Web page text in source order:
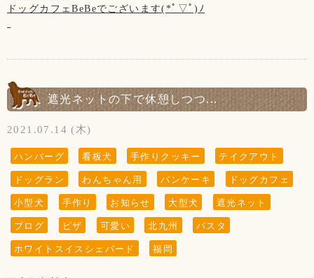
ドッグカフェBeBeでございます(*ﾟ▽ﾟ)ﾉ
5日、12日、26日の木曜日と
17日(火)～20日(金)の4日間です。
(↓こちらのお知らせは知らない方がまだいらっしゃいますの
で、暫く掲載させていただきます。)
※大変残念なお知らせですが、
当店の看板犬のsunちゃん(ポメラニアン)が
ホームページやFacebookなどを見てsunちゃんに
会いに来てくださる方がいらっしゃいますが、
遮光ネットの下で休憩しつつ...
2021.07.14 (木)
ハンバーグ 看板犬 手作りクッキー テイクアウト
ドッグラン わんちゃん用 パンケーキ ドッグカフェ
小型犬 手作り お知らせ 大型犬 遮光ネット
ブログ ピザ 可愛い 北九州 パスタ
ホワイトスイスシェパード 福岡